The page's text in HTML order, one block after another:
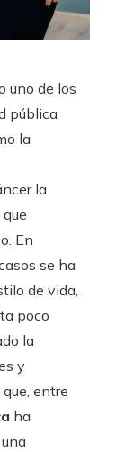
uno de los
pública
la
la
En
se ha
de vida,
poco
la
y
entre
ha